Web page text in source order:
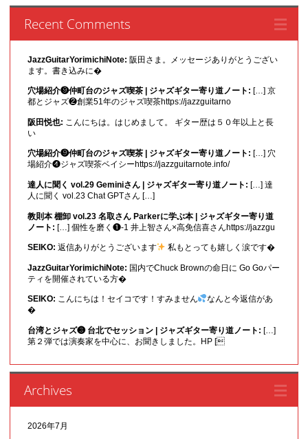
Recent Comments
JazzGuitarYorimichiNote: 阪田さま。メッセージありがとうござい
ます。書き込みに�
穴場紹介❾仲町台のジャズ喫茶 | ジャズギター寄り道ノート: […] 京
都とジャズ❷創業51年のジャズ喫茶https://jazzguitarno
阪田悦也: こんにちは。はじめまして。 ギター歴は５０年以上と長
い
穴場紹介❾仲町台のジャズ喫茶 | ジャズギター寄り道ノート: […] 穴
場紹介❹ジャズ喫茶ベイシーhttps://jazzguitarnote.info/
達人に聞く vol.29 Geminiさん | ジャズギター寄り道ノート: […] 達
人に聞く vol.23 Chat GPTさん […]
教則本 棚卸 vol.23 名取さん Parkerに学ぶ本 | ジャズギター寄り道
ノート: […] 個性を磨く❶-1 井上智さん×高免信喜さんhttps://jazzgu
SEIKO: 返信ありがとうございます 私もとっても嬉しく涙です�
JazzGuitarYorimichiNote: 国内でChuck Brownの命日に Go Goパー
ティを開催されている方�
SEIKO: こんにちは！セイコです！すみません
なんと今返信があ
�
台湾とジャズ❸ 台北でセッション | ジャズギター寄り道ノート: […]
第２弾では演奏家を中心に、お聞きしました。HP [
Archives
2026年7月